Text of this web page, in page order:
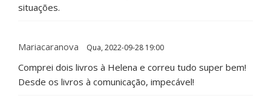
situações.
Mariacaranova Qua, 2022-09-28 19:00
Comprei dois livros à Helena e correu tudo super bem!
Desde os livros à comunicação, impecável!